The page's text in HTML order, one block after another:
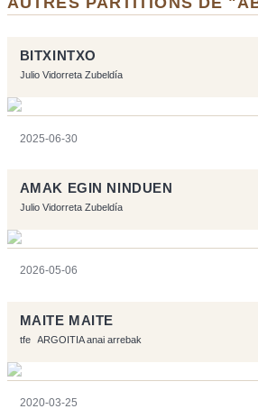
BITXINTXO
Julio Vidorreta Zubeldía
2025-06-30
AMAK EGIN NINDUEN
Julio Vidorreta Zubeldía
2026-05-06
MAITE MAITE
tfe ARGOITIA anai arrebak
2020-03-25